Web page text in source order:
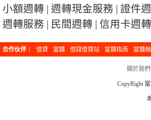
小額週轉 | 週轉現金服務 | 證件
週轉服務 | 民間週轉 | 信用卡週
合作伙伴 借貸 當舖 借錢借貸站 當舖指南 當舖
關於我們
CopyRight當